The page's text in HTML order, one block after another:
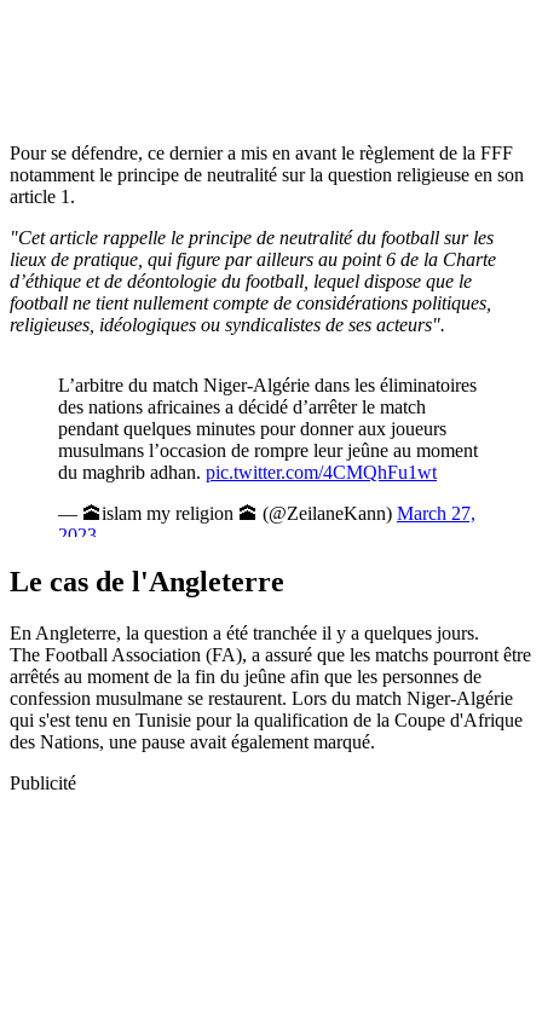
Pour se défendre, ce dernier a mis en avant le règlement de la FFF
notamment le principe de neutralité sur la question religieuse en son
article 1.
"Cet article rappelle le principe de neutralité du football sur les
lieux de pratique, qui figure par ailleurs au point 6 de la Charte
d’éthique et de déontologie du football, lequel dispose que le
football ne tient nullement compte de considérations politiques,
religieuses, idéologiques ou syndicalistes de ses acteurs".
Le cas de l'Angleterre
En Angleterre, la question a été tranchée il y a quelques jours.
The Football Association (FA), a assuré que les matchs pourront être
arrêtés au moment de la fin du jeûne afin que les personnes de
confession musulmane se restaurent. Lors du match Niger-Algérie
qui s'est tenu en Tunisie pour la qualification de la Coupe d'Afrique
des Nations, une pause avait également marqué.
Publicité